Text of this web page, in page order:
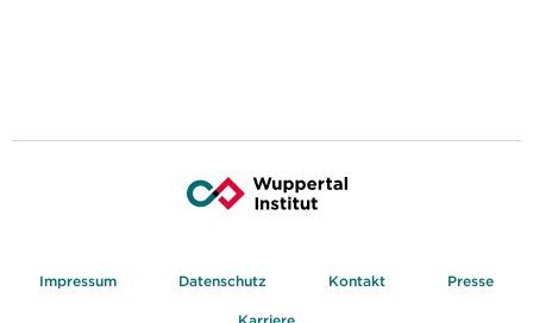
Impressum Datenschutz Kontakt Presse